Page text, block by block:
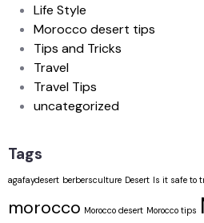
Life Style
Morocco desert tips
Tips and Tricks
Travel
Travel Tips
uncategorized
Tags
agafaydesert berbersculture Desert Is it safe to
morocco Morocco desert Morocco tips